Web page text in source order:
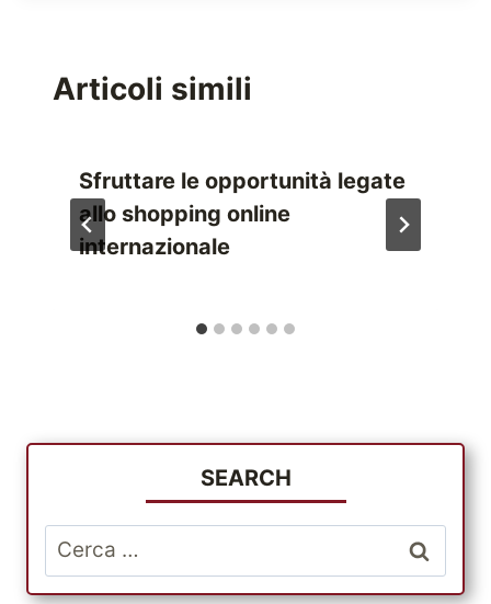
Articoli simili
Sfruttare le opportunità legate
allo shopping online
internazionale
SEARCH
Ricerca
per: